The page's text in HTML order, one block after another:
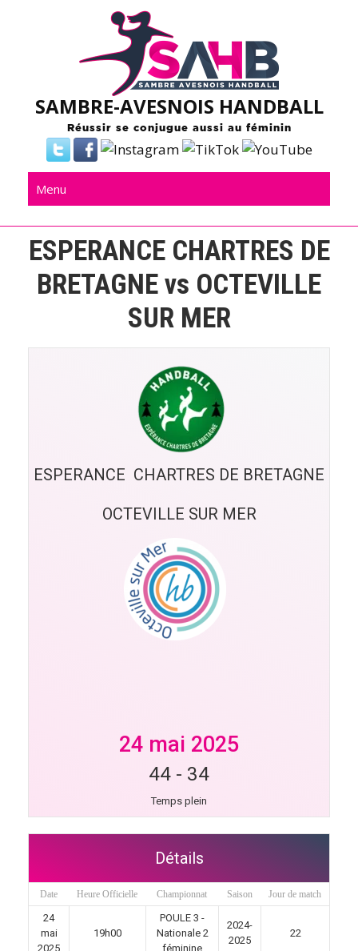
SAMBRE-AVESNOIS HANDBALL
Réussir se conjugue aussi au féminin
Menu
ESPERANCE CHARTRES DE
BRETAGNE vs OCTEVILLE
SUR MER
ESPERANCE  CHARTRES DE BRETAGNE
OCTEVILLE SUR MER
24 mai 2025
44 - 34
Temps plein
Détails
Date Heure Officielle Championnat Saison Jour de match
24
mai
2025
19h00
POULE 3 -
Nationale 2
féminine
2024-
2025
22